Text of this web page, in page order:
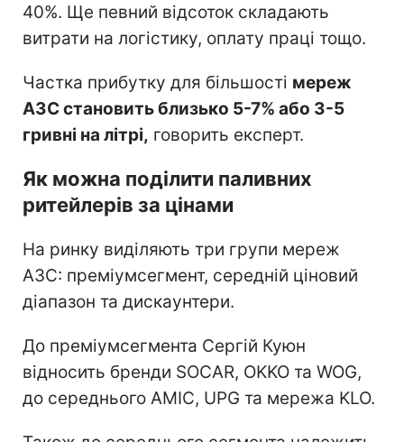
40%. Ще певний відсоток складають
витрати на логістику, оплату праці тощо.
Частка прибутку для більшості мереж
АЗС становить близько 5-7% або 3-5
гривні на літрі, говорить експерт.
Як можна поділити паливних
ритейлерів за цінами
На ринку виділяють три групи мереж
АЗС: преміумсегмент, середній ціновий
діапазон та дискаунтери.
До преміумсегмента Сергій Куюн
відносить бренди SOCAR, OKKO та WOG,
до середнього AMIC, UPG та мережа KLO.